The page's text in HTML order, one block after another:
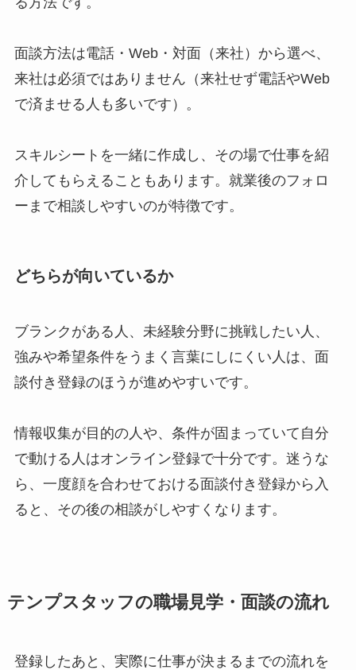
面談方法は電話・Web・対面（来社）から選べ、
来社は必須ではありません（来社せず電話やWeb
で済ませる人も多いです）。
スキルシートを一緒に作成し、その場で仕事を紹
介してもらえることもあります。就業後のフォロ
ーまで相談しやすいのが特徴です。
どちらが向いているか
ブランクがある人、未経験分野に挑戦したい人、
強みや希望条件をうまく言葉にしにくい人は、面
談付き登録のほうが進めやすいです。
情報収集が目的の人や、条件が固まっていて自分
で動ける人はオンライン登録で十分です。迷うな
ら、一度顔を合わせておける面談付き登録から入
ると、その後の相談がしやすくなります。
テンプスタッフの職場見学・面談の流れ
登録したあと、実際に仕事が決まるまでの流れを